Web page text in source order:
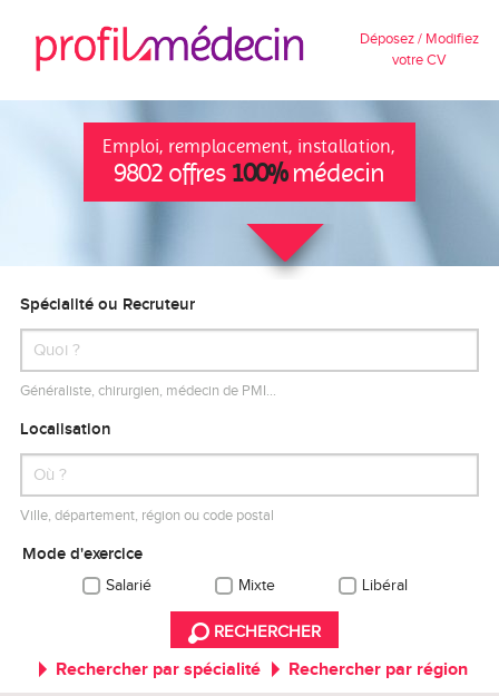
Déposez / Modifiez
votre CV
Emploi, remplacement, installation,
9802 offres 100%médecin
Spécialité ou Recruteur
Généraliste, chirurgien, médecin de PMI…
Localisation
Ville, département, région ou code postal
Mode d'exercice
Salarié Mixte Libéral
RECHERCHER
Rechercher par spécialité Rechercher par région